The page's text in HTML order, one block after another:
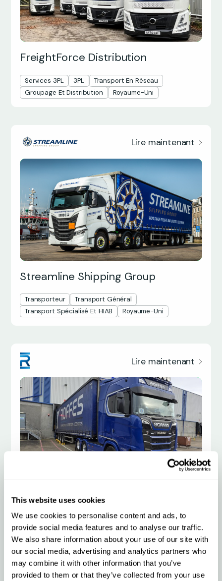
This website uses cookies
We use cookies to personalise content and ads, to
provide social media features and to analyse our traffic.
We also share information about your use of our site with
our social media, advertising and analytics partners who
may combine it with other information that you’ve
provided to them or that they’ve collected from your use
FreightForce Distribution
Services 3PL 3PL
Transport En Réseau
Groupage Et Distribution
Royaume-Uni
Lire maintenant
Streamline Shipping Group
Transporteur
Transport Général
Transport Spécialisé Et HIAB
Royaume-Uni
Lire maintenant
Roffes Transport
Transporteur Transport Général Royaume-Uni
Lire maintenant